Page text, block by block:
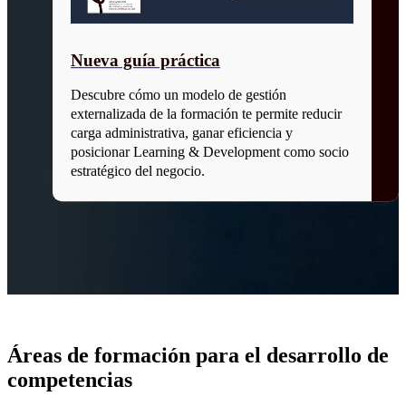
Nueva guía práctica
Descubre cómo un modelo de gestión
externalizada de la formación te permite reducir
carga administrativa, ganar eficiencia y
posicionar Learning & Development como socio
estratégico del negocio.
Áreas de formación para el desarrollo de
competencias